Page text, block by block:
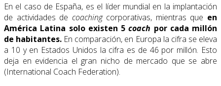
En el caso de España, es el líder mundial en la implantación
de actividades de coachingcorporativas, mientras que en
América Latina solo existen 5coach por cada millón
de habitantes. En comparación, en Europa la cifra se eleva
a 10 y en Estados Unidos la cifra es de 46 por millón. Esto
deja en evidencia el gran nicho de mercado que se abre
(International Coach Federation).